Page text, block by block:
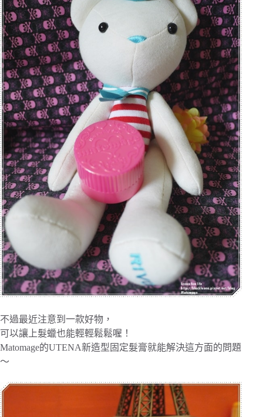
不過最近注意到一款好物，
可以讓上髮蠟也能輕輕鬆鬆喔！
Matomage的UTENA新造型固定髮膏就能解決這方面的問題
～